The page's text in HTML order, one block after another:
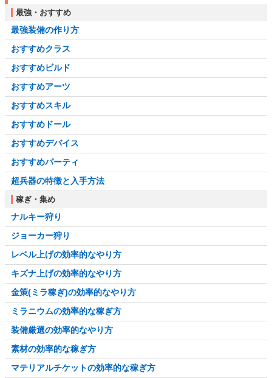
最強・おすすめ
最強装備の作り方
おすすめクラス
おすすめビルド
おすすめアーツ
おすすめスキル
おすすめドール
おすすめデバイス
おすすめパーティ
超兵器の特徴と入手方法
稼ぎ・集め
ナルキー狩り
ジョーカー狩り
レベル上げの効率的なやり方
キズナ上げの効率的なやり方
金策(ミラ稼ぎ)の効率的なやり方
ミラニウムの効率的な稼ぎ方
装備厳選の効率的なやり方
素材の効率的な稼ぎ方
マテリアルチケットの効率的な稼ぎ方